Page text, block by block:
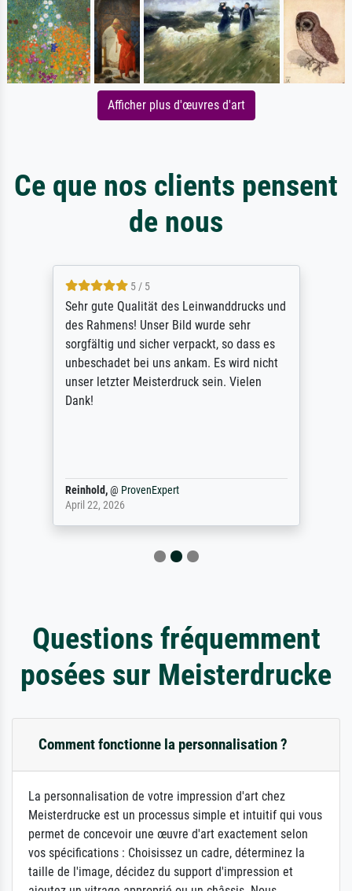
Afficher plus d'œuvres d'art
Ce que nos clients pensent
de nous
5 / 5
Sehr gute Qualität des Leinwanddrucks und
des Rahmens! Unser Bild wurde sehr
sorgfältig und sicher verpackt, so dass es
unbeschadet bei uns ankam. Es wird nicht
unser letzter Meisterdruck sein. Vielen
Dank!
Reinhold,@ ProvenExpert
April 22, 2026
Questions fréquemment
posées sur Meisterdrucke
Comment fonctionne la personnalisation ?
La personnalisation de votre impression d'art chez
Meisterdrucke est un processus simple et intuitif qui vous
permet de concevoir une œuvre d'art exactement selon
vos spécifications : Choisissez un cadre, déterminez la
taille de l'image, décidez du support d'impression et